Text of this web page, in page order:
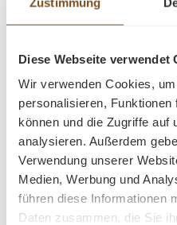
Diese Webseite verwendet
Wir verwenden Cookies,
personalisieren,
können und die Zugriffe auf
analysieren. Außerdem
Verwendung unserer
Medien, Werbung und
führen diese Informationen
Daten zusammen, die Sie
und das beeindruckende
außergewöhnlich. Richtig
Bücherregals! Das
Cremone-
Bücherregal zusätzliche
Es ist das Spitzenmodell,
und beeindruckendste und
platziert wird, eine
unverwechselbare